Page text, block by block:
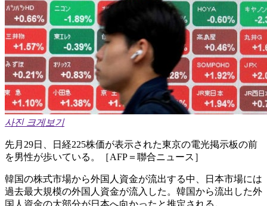
사진 크게보기
先月29日、日経225株価が表示された東京の電光掲示板の前
を男性が歩いている。［AFP＝聯合ニュース］
韓国の株式市場から外国人資金が流出する中、日本市場には
過去最大規模の外国人資金が流入した。韓国から流出した外
国人資金の大部分が日本へ向かったと推定される。